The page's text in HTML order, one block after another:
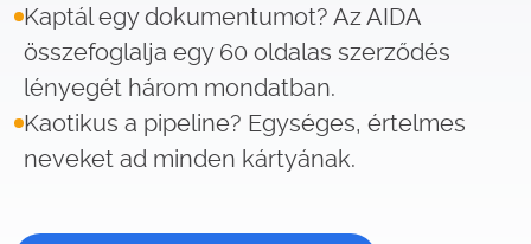
Kaptál egy dokumentumot? Az AIDA
összefoglalja egy 60 oldalas szerződés
lényegét három mondatban.
Kaotikus a pipeline? Egységes, értelmes
neveket ad minden kártyának.